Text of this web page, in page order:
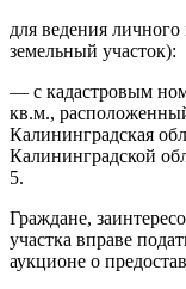
для ведения
земельный участок):
— с кадастровым
кв.м.,
Калининградская
Калининградской
5.
Граждане,
участка вправе
аукционе о